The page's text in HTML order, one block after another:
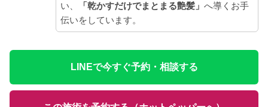
い、
「乾かすだけでまとまる艶髪」 へ導くお手
伝いをしています。
LINEで今すぐ予約・相談する